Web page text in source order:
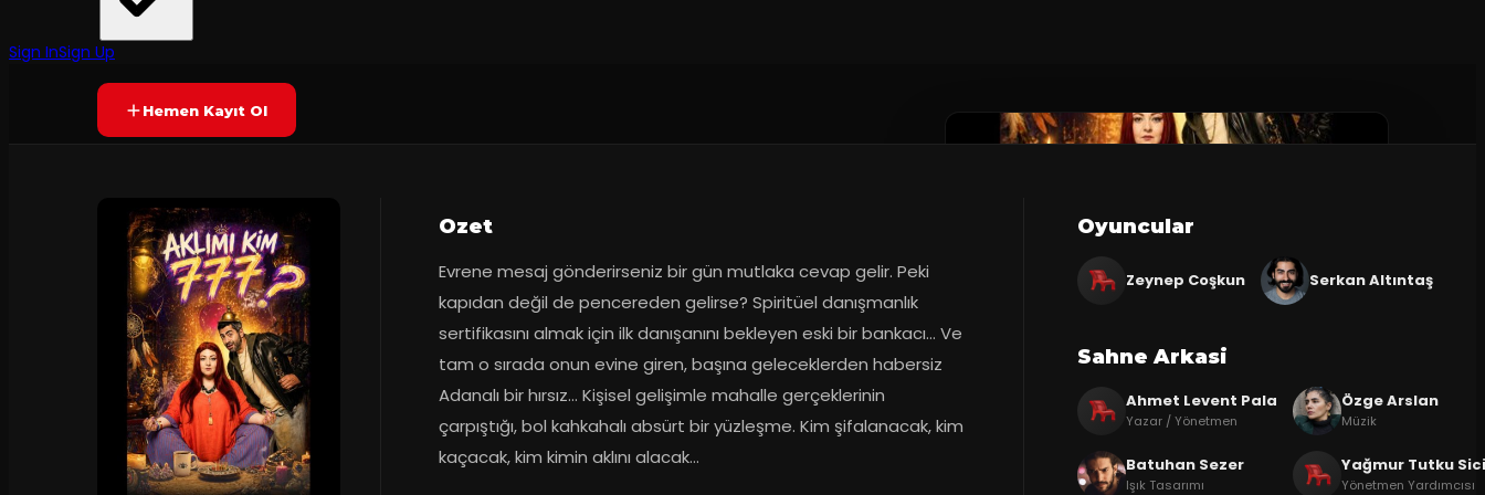
Sign InSign UpYAKINDA Yetersiz oy
Hemen Kayıt Ol
Ozet
Evrene mesaj gönderirseniz bir gün mutlaka cevap gelir. Peki
kapıdan değil de pencereden gelirse? Spiritüel danışmanlık
sertifikasını almak için ilk danışanını bekleyen eski bir bankacı… Ve
tam o sırada onun evine giren, başına geleceklerden habersiz
Adanalı bir hırsız… Kişisel gelişimle mahalle gerçeklerinin
çarpıştığı, bol kahkahalı absürt bir yüzleşme. Kim şifalanacak, kim
kaçacak, kim kimin aklını alacak…
Oyuncular
Zeynep Coşkun Serkan Altıntaş
Sahne Arkasi
Ahmet Levent Pala
Yazar / Yönetmen
Özge Arslan
Müzik
Batuhan Sezer
Işık Tasarımı
Yağmur Tutku
Yönetmen Yardımcısı